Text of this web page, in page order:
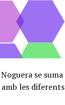
se suma
les diferents